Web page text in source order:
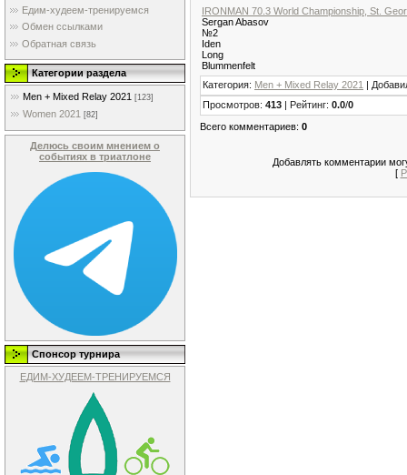
Едим-худеем-тренируемся
Обмен ссылками
Обратная связь
Категории раздела
Men + Mixed Relay 2021 [123]
Women 2021 [82]
Делюсь своим мнением о
событиях в триатлоне
Спонсор турнира
ЕДИМ-ХУДЕЕМ-ТРЕНИРУЕМСЯ
IRONMAN 70.3 World Championship, St.
Sergan Abasov
№2
Iden
Long
Blummenfelt
Категория: Men + Mixed Relay 2021 |
Просмотров: 413 | Рейтинг: 0.0/0
Всего комментариев: 0
Добавлять комментарии
[